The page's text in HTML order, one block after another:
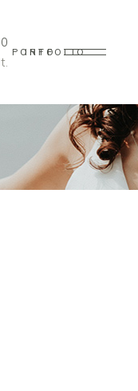
PORTFOLIO
0
INFO